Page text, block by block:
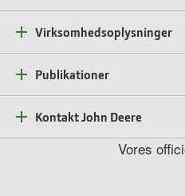
Virksomhedsoplysninger
Publikationer
Kontakt John Deere
Vores